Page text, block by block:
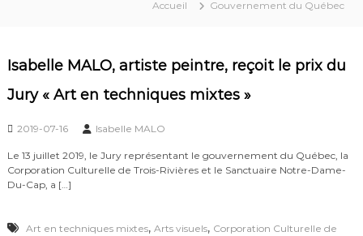
Accueil Gouvernement du Québec
Isabelle MALO, artiste peintre, reçoit le prix du
Jury « Art en techniques mixtes »
2019-07-16 Isabelle MALO
Le 13 juillet 2019, le Jury représentant le gouvernement du Québec, la
Corporation Culturelle de Trois-Rivières et le Sanctuaire Notre-Dame-
Du-Cap, a […]
Art en techniques mixtes, Arts visuels, Corporation Culturelle de